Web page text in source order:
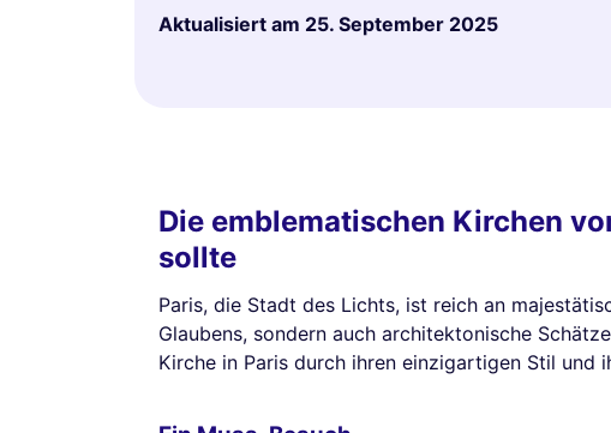
Aktualisiert am 25. September 2025
Die emblematischen Kirchen
sollte
Paris, die Stadt des Lichts, ist reich an
Glaubens, sondern auch architektonische
Kirche in Paris durch ihren einzigartigen Stil und